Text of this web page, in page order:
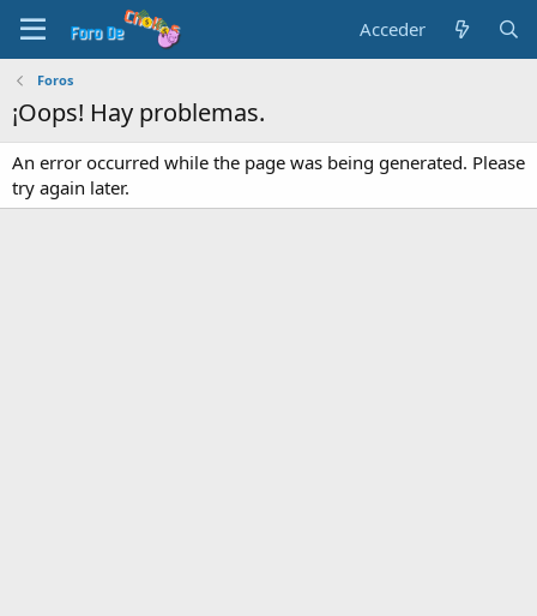
Acceder
Foros
¡Oops! Hay problemas.
An error occurred while the page was being generated. Please
try again later.